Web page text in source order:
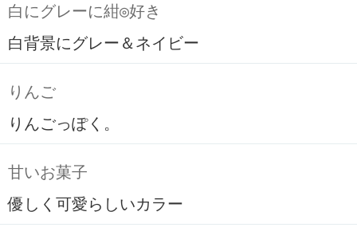
白にグレーに紺◎好き
白背景にグレー＆ネイビー
りんご
りんごっぽく。
甘いお菓子
優しく可愛らしいカラー